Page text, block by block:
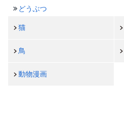
どうぶつ
猫
鳥
動物漫画